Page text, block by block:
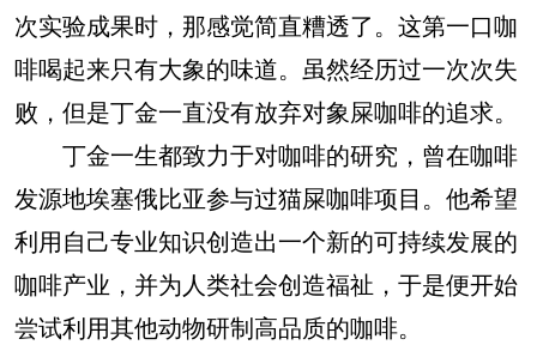
次实验成果时，那感觉简直糟透了。这第一口咖
啡喝起来只有大象的味道。虽然经历过一次次失
败，但是丁金一直没有放弃对象屎咖啡的追求。
丁金一生都致力于对咖啡的研究，曾在咖啡
发源地埃塞俄比亚参与过猫屎咖啡项目。他希望
利用自己专业知识创造出一个新的可持续发展的
咖啡产业，并为人类社会创造福祉，于是便开始
尝试利用其他动物研制高品质的咖啡。